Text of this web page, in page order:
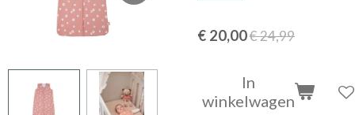
€ 20,00€ 24,99
In
winkelwagen